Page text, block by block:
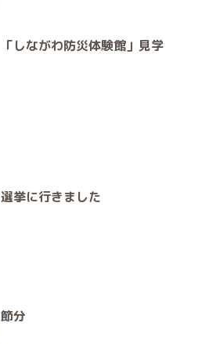
「しながわ防災体験館」見学
選挙に行きました
節分